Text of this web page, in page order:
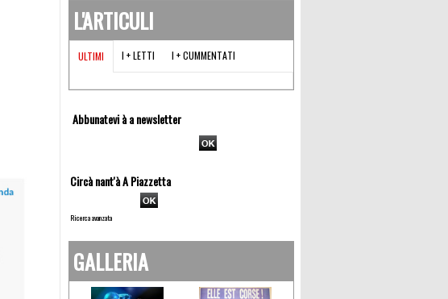
L'ARTICULI
ULTIMI I + LETTI I + CUMMENTATI
Abbunatevi à a newsletter
Circà nant'à A Piazzetta
Ricerca avanzata
GALLERIA